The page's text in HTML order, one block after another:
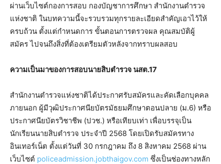
ผ่านเว็บไซต์กองการสอบ กองบัญชาการศึกษา สำนักงานตำรวจ
แห่งชาติ ในบทความนี้จะรวบรวมทุกรายละเอียดสำคัญเอาไว้ให้
ครบถ้วน ตั้งแต่กำหนดการ ขั้นตอนการตรวจผล คุณสมบัติผู้
สมัคร ไปจนถึงสิ่งที่ต้องเตรียมตัวหลังจากทราบผลสอบ
ความเป็นมาของการสอบนายสิบตำรวจ นสต.17
สำนักงานตำรวจแห่งชาติได้ประกาศรับสมัครและคัดเลือกบุคคล
ภายนอก ผู้มีวุฒิประกาศนียบัตรมัธยมศึกษาตอนปลาย (ม.6) หรือ
ประกาศนียบัตรวิชาชีพ (ปวช.) หรือเทียบเท่า เพื่อบรรจุเป็น
นักเรียนนายสิบตำรวจ ประจำปี 2568 โดยเปิดรับสมัครทาง
อินเทอร์เน็ต ตั้งแต่วันที่ 30 กรกฎาคม ถึง 8 สิงหาคม 2568 ผ่าน
เว็บไซต์ policeadmission.jobthaigov.com ซึ่งเป็นช่องทางหลัก